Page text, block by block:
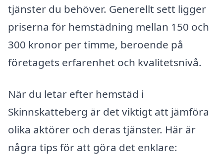
tjänster du behöver. Generellt sett ligger
priserna för hemstädning mellan 150 och
300 kronor per timme, beroende på
företagets erfarenhet och kvalitetsnivå.
När du letar efter hemstäd i
Skinnskatteberg är det viktigt att jämföra
olika aktörer och deras tjänster. Här är
några tips för att göra det enklare: